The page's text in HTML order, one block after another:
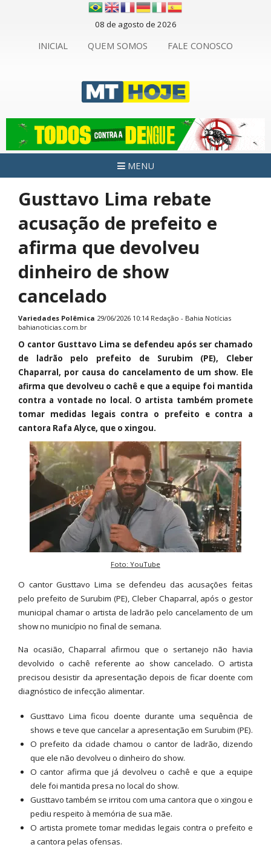
08 de agosto de 2026
INICIAL QUEM SOMOS FALE CONOSCO
MENU
Gusttavo Lima rebate
acusação de prefeito e
afirma que devolveu
dinheiro de show
cancelado
Variedades Polêmica 29/06/2026 10:14 Redação - Bahia Notícias
bahianoticias.com.br
O cantor Gusttavo Lima se defendeu após ser chamado
de ladrão pelo prefeito de Surubim (PE), Cleber
Chaparral, por causa do cancelamento de um show. Ele
afirma que devolveu o cachê e que a equipe foi mantida
contra a vontade no local. O artista também promete
tomar medidas legais contra o prefeito e contra a
cantora Rafa Alyce, que o xingou.
Foto: YouTube
O cantor Gusttavo Lima se defendeu das acusações feitas
pelo prefeito de Surubim (PE), Cleber Chaparral, após o gestor
municipal chamar o artista de ladrão pelo cancelamento de um
show no município no final de semana.
Na ocasião, Chaparral afirmou que o sertanejo não havia
devolvido o cachê referente ao show cancelado. O artista
precisou desistir da apresentação depois de ficar doente com
diagnóstico de infecção alimentar.
Gusttavo Lima ficou doente durante uma sequência de
shows e teve que cancelar a apresentação em Surubim (PE).
O prefeito da cidade chamou o cantor de ladrão, dizendo
que ele não devolveu o dinheiro do show.
O cantor afirma que já devolveu o cachê e que a equipe
dele foi mantida presa no local do show.
Gusttavo também se irritou com uma cantora que o xingou e
pediu respeito à memória de sua mãe.
O artista promete tomar medidas legais contra o prefeito e
a cantora pelas ofensas.